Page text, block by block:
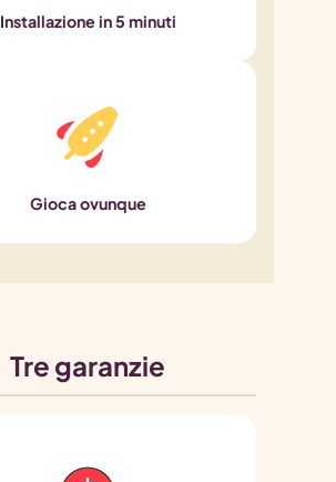
Installazione in 5 minuti
Gioca ovunque
Tre garanzie